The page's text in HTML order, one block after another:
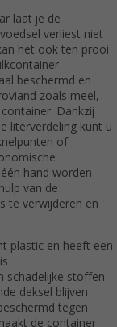
laat je de
verliest niet
het ook ten prooi
beschermd en
zoals meel,
Dankzij
literverdeling kunt u
of
hand worden
van de
te verwijderen en
plastic en heeft een
schadelijke stoffen
deksel blijven
tegen
de container